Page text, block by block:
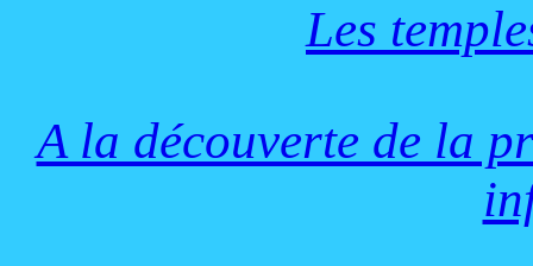
Les
A la découverte de la